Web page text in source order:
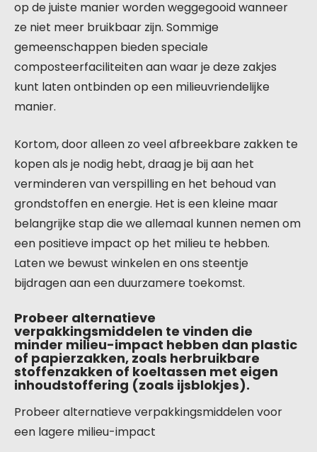
op de juiste manier worden weggegooid wanneer
ze niet meer bruikbaar zijn. Sommige
gemeenschappen bieden speciale
composteerfaciliteiten aan waar je deze zakjes
kunt laten ontbinden op een milieuvriendelijke
manier.
Kortom, door alleen zo veel afbreekbare zakken te
kopen als je nodig hebt, draag je bij aan het
verminderen van verspilling en het behoud van
grondstoffen en energie. Het is een kleine maar
belangrijke stap die we allemaal kunnen nemen om
een positieve impact op het milieu te hebben.
Laten we bewust winkelen en ons steentje
bijdragen aan een duurzamere toekomst.
Probeer alternatieve
verpakkingsmiddelen te vinden die
minder milieu-impact hebben dan plastic
of papierzakken, zoals herbruikbare
stoffenzakken of koeltassen met eigen
inhoudstoffering (zoals ijsblokjes).
Probeer alternatieve verpakkingsmiddelen voor
een lagere milieu-impact